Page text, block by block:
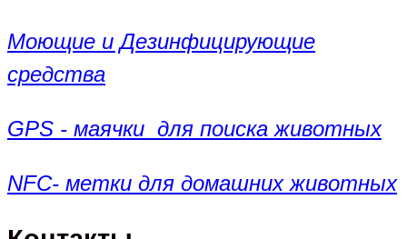
Моющие и Дезинфицирующие
средства
GPS - маячки для поиска животных
NFC- метки для домашних животных